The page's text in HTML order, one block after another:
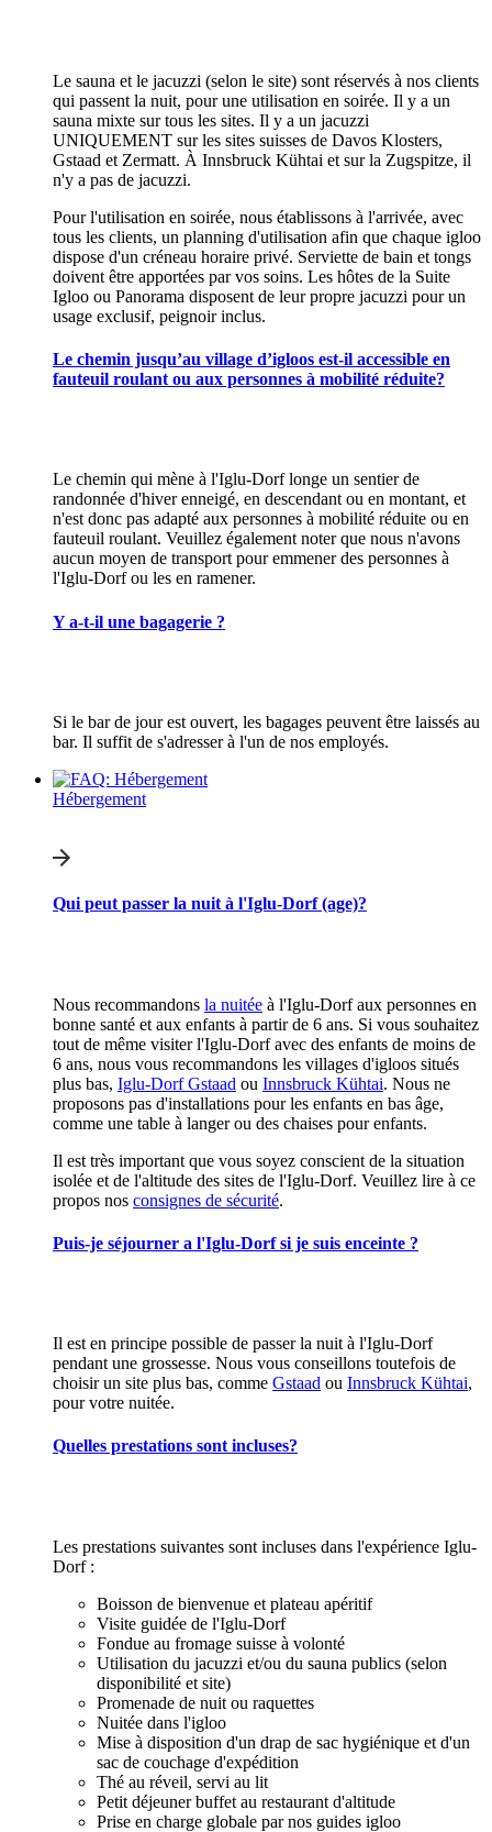
Le sauna et le jacuzzi (selon le site) sont réservés à nos clients
qui passent la nuit, pour une utilisation en soirée. Il y a un
sauna mixte sur tous les sites. Il y a un jacuzzi
UNIQUEMENT sur les sites suisses de Davos Klosters,
Gstaad et Zermatt. À Innsbruck Kühtai et sur la Zugspitze, il
n'y a pas de jacuzzi.
Pour l'utilisation en soirée, nous établissons à l'arrivée, avec
tous les clients, un planning d'utilisation afin que chaque igloo
dispose d'un créneau horaire privé. Serviette de bain et tongs
doivent être apportées par vos soins. Les hôtes de la Suite
Igloo ou Panorama disposent de leur propre jacuzzi pour un
usage exclusif, peignoir inclus.
Le chemin jusqu’au village d’igloos est-il accessible en
fauteuil roulant ou aux personnes à mobilité réduite?
Le chemin qui mène à l'Iglu-Dorf longe un sentier de
randonnée d'hiver enneigé, en descendant ou en montant, et
n'est donc pas adapté aux personnes à mobilité réduite ou en
fauteuil roulant. Veuillez également noter que nous n'avons
aucun moyen de transport pour emmener des personnes à
l'Iglu-Dorf ou les en ramener.
Y a-t-il une bagagerie ?
Si le bar de jour est ouvert, les bagages peuvent être laissés au
bar. Il suffit de s'adresser à l'un de nos employés.
Hébergement
Qui peut passer la nuit à l'Iglu-Dorf (age)?
Nous recommandons la nuitée à l'Iglu-Dorf aux personnes en
bonne santé et aux enfants à partir de 6 ans. Si vous souhaitez
tout de même visiter l'Iglu-Dorf avec des enfants de moins de
6 ans, nous vous recommandons les villages d'igloos situés
plus bas, Iglu-Dorf Gstaad ou Innsbruck Kühtai. Nous ne
proposons pas d'installations pour les enfants en bas âge,
comme une table à langer ou des chaises pour enfants.
Il est très important que vous soyez conscient de la situation
isolée et de l'altitude des sites de l'Iglu-Dorf. Veuillez lire à ce
propos nos consignes de sécurité.
Puis-je séjourner a l'Iglu-Dorf si je suis enceinte ?
Il est en principe possible de passer la nuit à l'Iglu-Dorf
pendant une grossesse. Nous vous conseillons toutefois de
choisir un site plus bas, comme Gstaad ou Innsbruck Kühtai,
pour votre nuitée.
Quelles prestations sont incluses?
Les prestations suivantes sont incluses dans l'expérience Iglu-
Dorf :
Boisson de bienvenue et plateau apéritif
Visite guidée de l'Iglu-Dorf
Fondue au fromage suisse à volonté
Utilisation du jacuzzi et/ou du sauna publics (selon
disponibilité et site)
Promenade de nuit ou raquettes
Nuitée dans l'igloo
Mise à disposition d'un drap de sac hygiénique et d'un
sac de couchage d'expédition
Thé au réveil, servi au lit
Petit déjeuner buffet au restaurant d'altitude
Prise en charge globale par nos guides igloo